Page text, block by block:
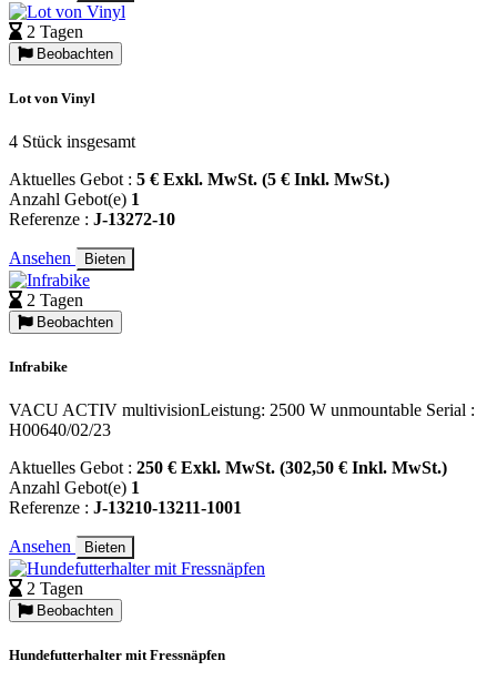
2 Tagen
Beobachten
Lot von Vinyl
4 Stück insgesamt
Aktuelles Gebot : 5 € Exkl. MwSt. (5 € Inkl. MwSt.)
Anzahl Gebot(e) 1
Referenze : J-13272-10
Ansehen Bieten
2 Tagen
Beobachten
Infrabike
VACU ACTIV multivisionLeistung: 2500 W unmountable Serial :
H00640/02/23
Aktuelles Gebot : 250 € Exkl. MwSt. (302,50 € Inkl. MwSt.)
Anzahl Gebot(e) 1
Referenze : J-13210-13211-1001
Ansehen Bieten
2 Tagen
Beobachten
Hundefutterhalter mit Fressnäpfen